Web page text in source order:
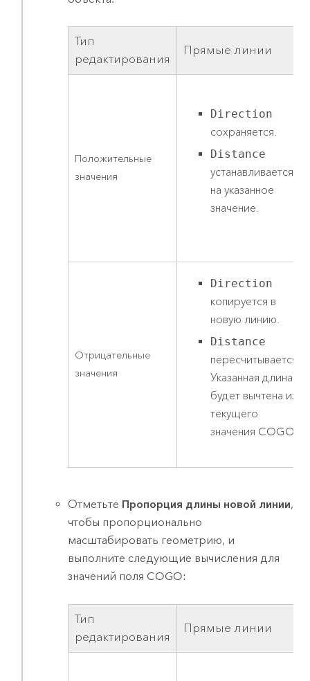
Тип
редактирования
Прямые линии
Положительные
значения
Direction
сохраняется.
Distance
устанавливается
на указанное
значение.
Отрицательные
значения
Direction
копируется в
новую линию.
Distance
пересчитывается.
Указанная длина
будет вычтена из
текущего
значения COGO.
Отметьте Пропорция длины новой линии,
чтобы пропорционально
масштабировать геометрию, и
выполните следующие вычисления для
значений поля COGO:
Тип
редактирования
Прямые линии